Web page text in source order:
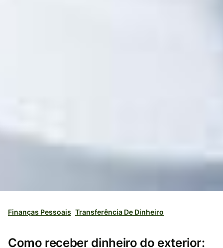
Finanças Pessoais Transferência De Dinheiro
Como receber dinheiro do exterior: